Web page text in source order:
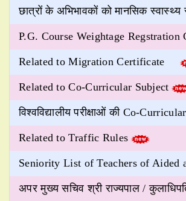
छात्रों के अभिभावकों को मानसिक
P.G. Course Weightage
Related to Migration Certificate
Related to Co-Curricular Subject
विश्वविद्यालीय परीक्षाओं की Co-
Related to Traffic Rules
Seniority List of Teachers of Aided
अपर मुख्य सचिव श्री राज्यपाल /